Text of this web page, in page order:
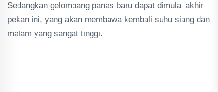
Sedangkan gelombang panas baru dapat dimulai akhir
pekan ini, yang akan membawa kembali suhu siang dan
malam yang sangat tinggi.